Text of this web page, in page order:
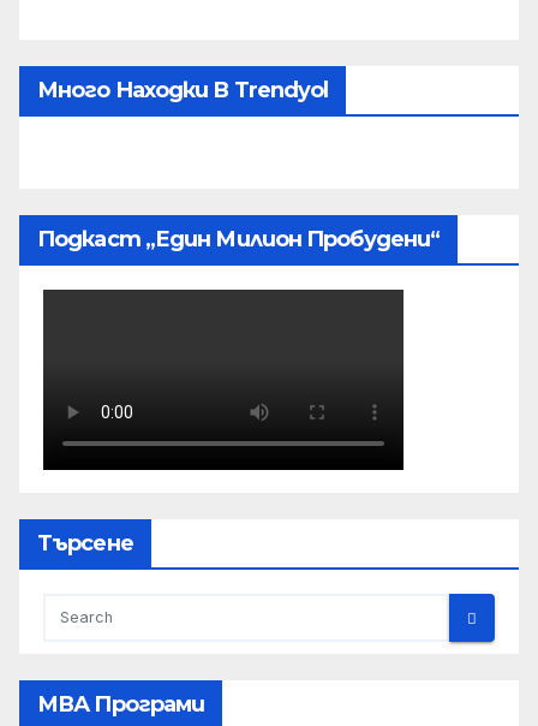
Много Находки В Trendyol
Подкаст „Един Милион Пробудени“
Търсене
МВА Програми